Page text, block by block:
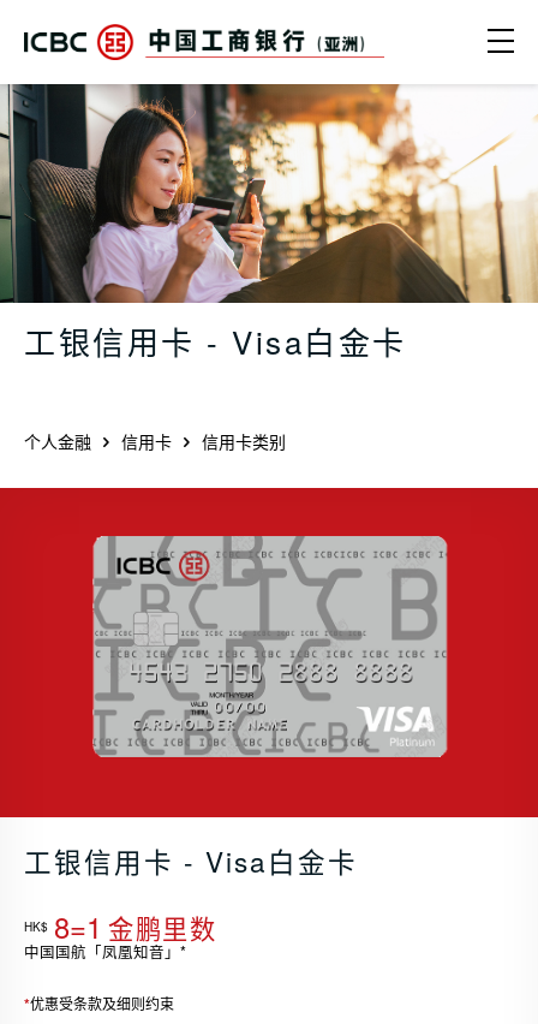
中国工商银行（亚洲） | 工银信用卡 -
工银信用卡 - Visa白金卡
个人金融 信用卡 信用卡类别
工银信用卡 - Visa白金卡
HK$ 8=1 金鹏里数
中国国航「凤凰知音」*
*优惠受条款及细则约束